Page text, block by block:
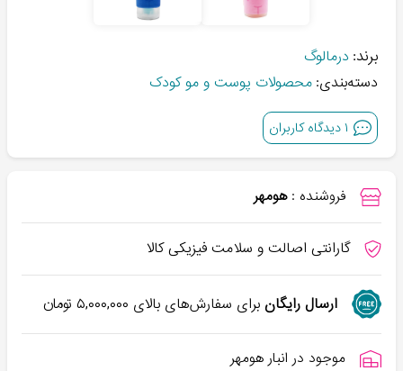
برند: درمالوگ
دسته‌بندی: محصولات پوست و مو کودک
۱دیدگاه کاربران
فروشنده : هومهر
گارانتی اصالت و سلامت فیزیکی کالا
ارسال رایگانبرای سفارش‌های بالای ۵,۰۰۰,۰۰۰تومان
موجود در انبار هومهر